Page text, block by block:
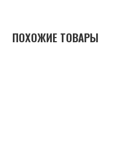
ПОХОЖИЕ ТОВАРЫ